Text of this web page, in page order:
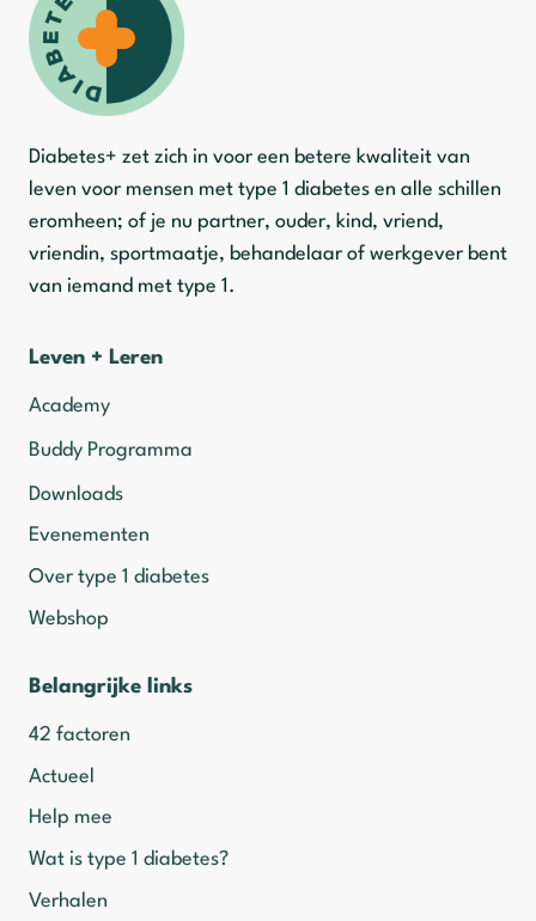
Diabetes+ zet zich in voor een betere kwaliteit van
leven voor mensen met type 1 diabetes en alle schillen
eromheen; of je nu partner, ouder, kind, vriend,
vriendin, sportmaatje, behandelaar of werkgever bent
van iemand met type 1.
Leven + Leren
Academy
Buddy Programma
Downloads
Evenementen
Over type 1 diabetes
Webshop
Belangrijke links
42 factoren
Actueel
Help mee
Wat is type 1 diabetes?
Verhalen